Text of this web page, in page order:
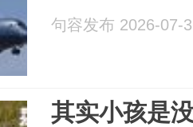
句容发布 2026-07-
其实小孩是